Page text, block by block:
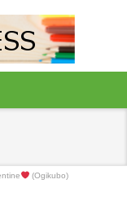
(Ogikubo)